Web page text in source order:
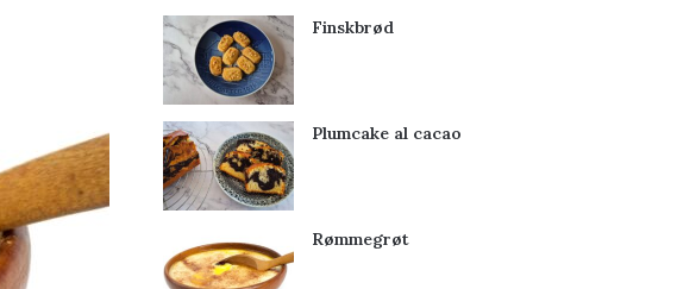
Finskbrød
Plumcake al cacao
Rømmegrøt